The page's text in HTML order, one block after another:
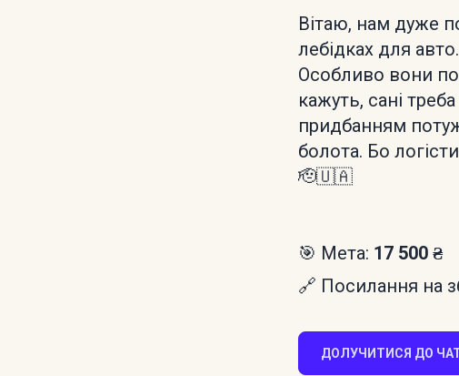
Вітаю, нам дуже
лебідках для
Особливо вони
кажуть, сані
придбанням
болота. Бо
🫡🇺🇦
🎯 Мета: 17 500 ₴
🔗 Посилання на
ДОЛУЧИТИСЯ ДО